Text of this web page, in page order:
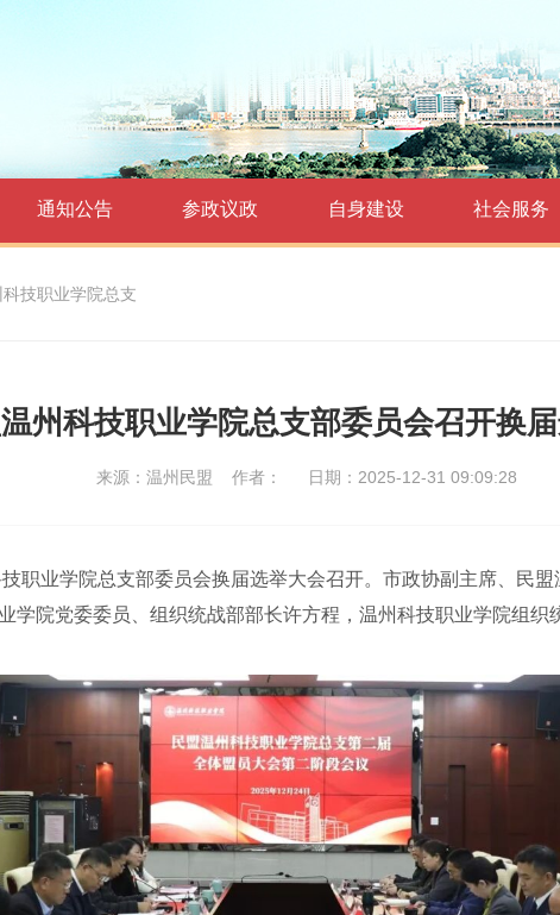
通知公告 参政议政 自身建设 社会服务
技职业学院总支
州科技职业学院总支部委员会召开换
来源：温州民盟 作者： 日期：2025-12-31 09:09:28
业学院总支部委员会换届选举大会召开。市政协副主席、民盟
学院党委委员、组织统战部部长许方程，温州科技职业学院组织